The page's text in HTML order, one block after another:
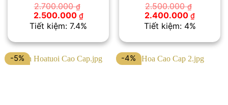
2.700.000₫
Giá
gốc
là:
2.500.000 ₫Giá
hiện
tại
2.500.000 ₫.
Tiết kiệm: 7.4%
2.500.000₫
Giá
gốc
là:
2.400.000 ₫Giá
hiện
tại
Tiết kiệm: 4%
-5% -4%